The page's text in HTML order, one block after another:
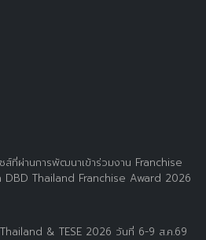
ที่ผ่านการพัฒนาเข้าร่วมงาน Franchise
Thailand Franchise Award 2026
& TESE 2026 วันที่ 6-9 ส.ค.69